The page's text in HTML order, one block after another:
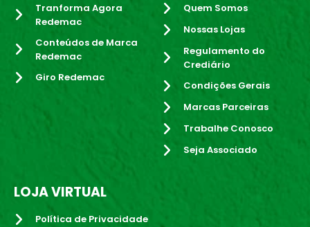
Tranforma Agora
Redemac
Conteúdos de Marca
Redemac
Giro Redemac
Quem Somos
Nossas Lojas
Regulamento do
Crediário
Condições Gerais
Marcas Parceiras
Trabalhe Conosco
Seja Associado
LOJA VIRTUAL
Política de Privacidade